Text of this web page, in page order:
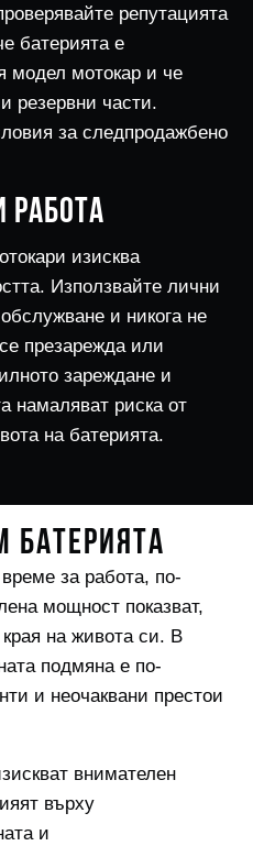
репутацията
батерията е
модел мотокар и че
резервни части.
за следпродажбено
РАБОТА
изисква
Използвайте лични
и никога не
презарежда или
зареждане и
намаляват риска от
на батерията.
БАТЕРИЯТА
за работа, по-
мощност показват,
на живота си. В
подмяна е по-
и неочаквани престои
внимателен
върху
и